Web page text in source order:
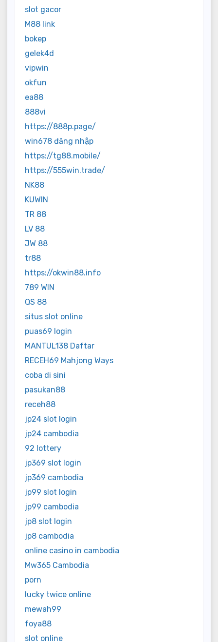
slot gacor
M88 link
bokep
gelek4d
vipwin
okfun
ea88
888vi
https://888p.page/
win678 đăng nhập
https://tg88.mobile/
https://555win.trade/
NK88
KUWIN
TR 88
LV 88
JW 88
tr88
https://okwin88.info
789 WIN
QS 88
situs slot online
puas69 login
MANTUL138 Daftar
RECEH69 Mahjong Ways
coba di sini
pasukan88
receh88
jp24 slot login
jp24 cambodia
92 lottery
jp369 slot login
jp369 cambodia
jp99 slot login
jp99 cambodia
jp8 slot login
jp8 cambodia
online casino in cambodia
Mw365 Cambodia
porn
lucky twice online
mewah99
foya88
slot online